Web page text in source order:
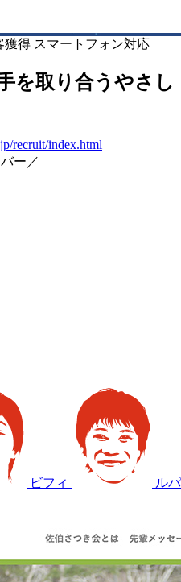
獲得 スマートフォン対応
を取り合うやさし
recruit/index.html
ー／
ビフィ
ルパ